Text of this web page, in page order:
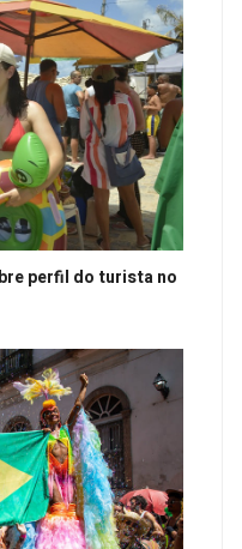
perfil do turista no